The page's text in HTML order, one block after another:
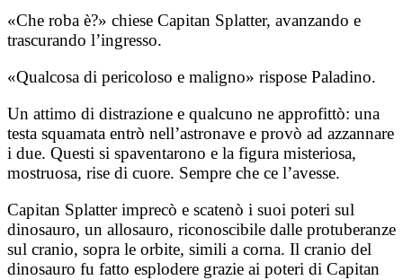
«Che roba è?» chiese Capitan Splatter, avanzando e
trascurando l’ingresso.
«Qualcosa di pericoloso e maligno» rispose Paladino.
Un attimo di distrazione e qualcuno ne approfittò: una
testa squamata entrò nell’astronave e provò ad azzannare
i due. Questi si spaventarono e la figura misteriosa,
mostruosa, rise di cuore. Sempre che ce l’avesse.
Capitan Splatter imprecò e scatenò i suoi poteri sul
dinosauro, un allosauro, riconoscibile dalle protuberanze
sul cranio, sopra le orbite, simili a corna. Il cranio del
dinosauro fu fatto esplodere grazie ai poteri di Capitan